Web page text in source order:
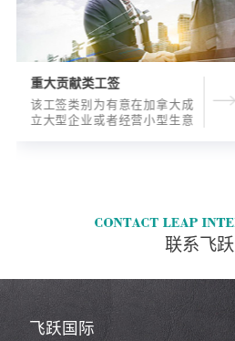
重大贡献类工签
该工签类别为有意在加拿大成
立大型企业或者经营小型生意
联系飞跃
飞跃国际